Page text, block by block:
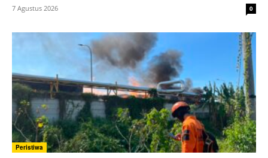
7 Agustus 2026 0
Peristiwa